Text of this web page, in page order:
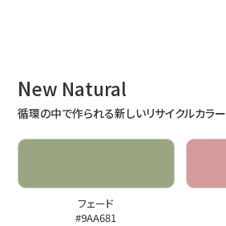
New Natural
循環の中で作られる新しいリサイクルカラー
フェード
#9AA681